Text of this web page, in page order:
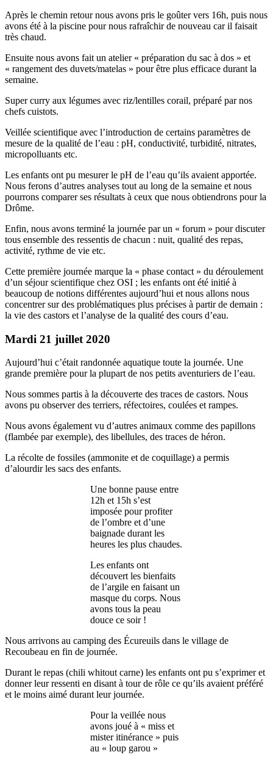
Après le chemin retour nous avons pris le goûter vers 16h, puis nous
avons été à la piscine pour nous rafraîchir de nouveau car il faisait
très chaud.
Ensuite nous avons fait un atelier « préparation du sac à dos » et
« rangement des duvets/matelas » pour être plus efficace durant la
semaine.
Super curry aux légumes avec riz/lentilles corail, préparé par nos
chefs cuistots.
Veillée scientifique avec l’introduction de certains paramètres de
mesure de la qualité de l’eau : pH, conductivité, turbidité, nitrates,
micropolluants etc.
Les enfants ont pu mesurer le pH de l’eau qu’ils avaient apportée.
Nous ferons d’autres analyses tout au long de la semaine et nous
pourrons comparer ses résultats à ceux que nous obtiendrons pour la
Drôme.
Enfin, nous avons terminé la journée par un « forum » pour discuter
tous ensemble des ressentis de chacun : nuit, qualité des repas,
activité, rythme de vie etc.
Cette première journée marque la « phase contact » du déroulement
d’un séjour scientifique chez OSI ; les enfants ont été initié à
beaucoup de notions différentes aujourd’hui et nous allons nous
concentrer sur des problématiques plus précises à partir de demain :
la vie des castors et l’analyse de la qualité des cours d’eau.
Mardi 21 juillet 2020
Aujourd’hui c’était randonnée aquatique toute la journée. Une
grande première pour la plupart de nos petits aventuriers de l’eau.
Nous sommes partis à la découverte des traces de castors. Nous
avons pu observer des terriers, réfectoires, coulées et rampes.
Nous avons également vu d’autres animaux comme des papillons
(flambée par exemple), des libellules, des traces de héron.
La récolte de fossiles (ammonite et de coquillage) a permis
d’alourdir les sacs des enfants.
Une bonne pause entre
12h et 15h s’est
imposée pour profiter
de l’ombre et d’une
baignade durant les
heures les plus chaudes.
Les enfants ont
découvert les bienfaits
de l’argile en faisant un
masque du corps. Nous
avons tous la peau
douce ce soir !
Nous arrivons au camping des Écureuils dans le village de
Recoubeau en fin de journée.
Durant le repas (chili whitout carne) les enfants ont pu s’exprimer et
donner leur ressenti en disant à tour de rôle ce qu’ils avaient préféré
et le moins aimé durant leur journée.
Pour la veillée nous
avons joué à « miss et
mister itinérance » puis
au « loup garou »